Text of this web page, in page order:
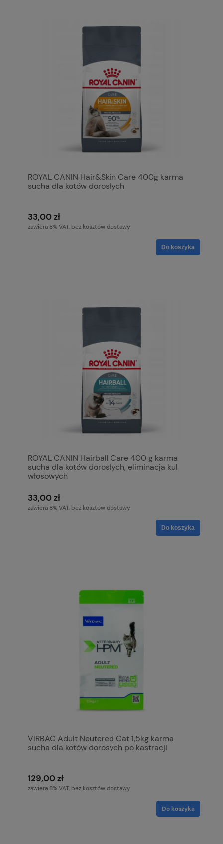
ROYAL CANIN Hair&Skin Care 400g karma
sucha dla kotów dorosłych
33,00 zł
zawiera 8% VAT, bez kosztów dostawy
Do koszyka
ROYAL CANIN Hairball Care 400 g karma
sucha dla kotów dorosłych, eliminacja kul
włosowych
33,00 zł
zawiera 8% VAT, bez kosztów dostawy
Do koszyka
VIRBAC Adult Neutered Cat 1,5kg karma
sucha dla kotów dorosych po kastracji
129,00 zł
zawiera 8% VAT, bez kosztów dostawy
Do koszyka